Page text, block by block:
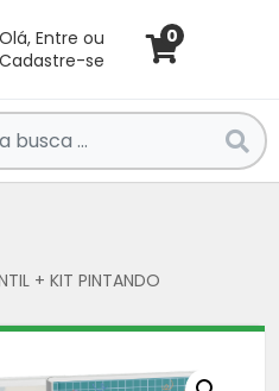
Olá, Entre ou
Cadastre-se
0
+ KIT PINTANDO